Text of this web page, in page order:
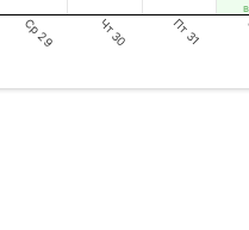
Ср 29 Чт 30 Пт 31